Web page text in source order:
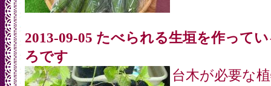
2013-09-05 たべられる生垣を作って
ろです
台木が必要な